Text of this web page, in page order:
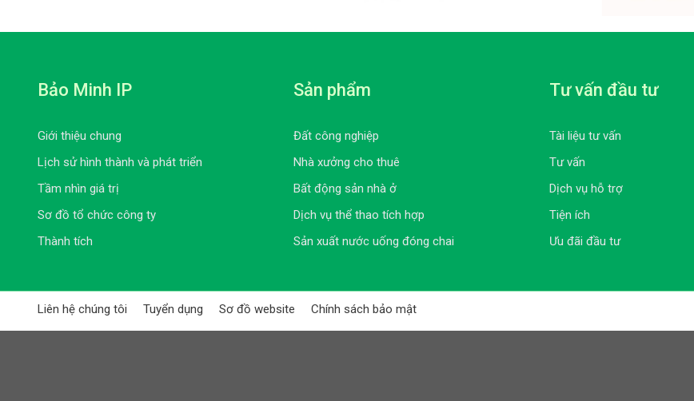
Bảo Minh IP
Giới thiệu chung
Lịch sử hình thành và phát triển
Tầm nhìn giá trị
Sơ đồ tổ chức công ty
Thành tích
Sản phẩm
Đất công nghiệp
Nhà xưởng cho thuê
Bất động sản nhà ở
Dịch vụ thể thao tích hợp
Sản xuất nước uống đóng chai
Tư vấn đầu tư
Tài liệu tư vấn
Tư vấn
Dịch vụ hỗ trợ
Tiện ích
Ưu đãi đầu tư
Liên hệ chúng tôi Tuyển dụng Sơ đồ website Chính sách bảo mật